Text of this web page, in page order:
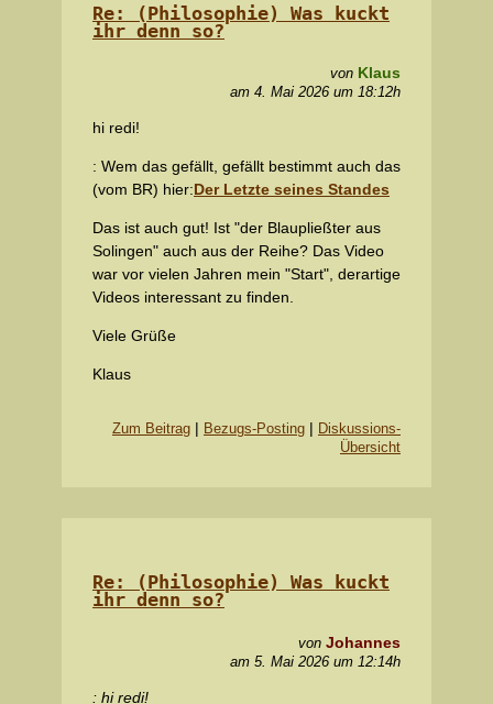
Re: (Philosophie) Was kuckt
ihr denn so?
von Klaus
am 4. Mai 2026 um 18:12h
hi redi!
: Wem das gefällt, gefällt bestimmt auch das
(vom BR) hier:Der Letzte seines Standes
Das ist auch gut! Ist "der Blaupließter aus
Solingen" auch aus der Reihe? Das Video
war vor vielen Jahren mein "Start", derartige
Videos interessant zu finden.
Viele Grüße
Klaus
Zum Beitrag | Bezugs-Posting | Diskussions-
Übersicht
Re: (Philosophie) Was kuckt
ihr denn so?
von Johannes
am 5. Mai 2026 um 12:14h
: hi redi!